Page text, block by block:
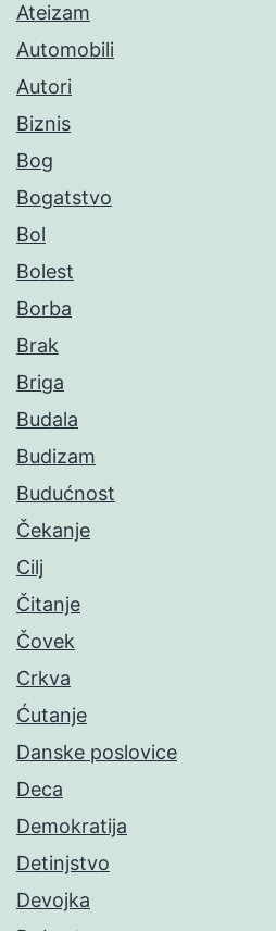
Ateizam
Automobili
Autori
Biznis
Bog
Bogatstvo
Bol
Bolest
Borba
Brak
Briga
Budala
Budizam
Budućnost
Čekanje
Cilj
Čitanje
Čovek
Crkva
Ćutanje
Danske poslovice
Deca
Demokratija
Detinjstvo
Devojka